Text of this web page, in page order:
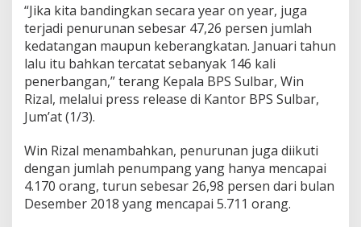
“Jika kita bandingkan secara year on year, juga
terjadi penurunan sebesar 47,26 persen jumlah
kedatangan maupun keberangkatan. Januari tahun
lalu itu bahkan tercatat sebanyak 146 kali
penerbangan,” terang Kepala BPS Sulbar, Win
Rizal, melalui press release di Kantor BPS Sulbar,
Jum’at (1/3).
Win Rizal menambahkan, penurunan juga diikuti
dengan jumlah penumpang yang hanya mencapai
4.170 orang, turun sebesar 26,98 persen dari bulan
Desember 2018 yang mencapai 5.711 orang.